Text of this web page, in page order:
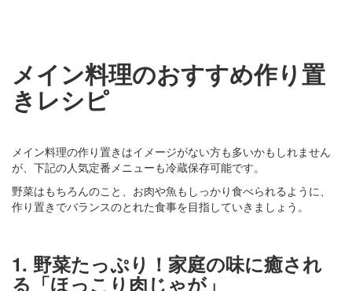
メイン料理のおすすめ作り置
きレシピ
メイン料理の作り置きはイメージがない方も多いかもしれません
が、下記の人気定番メニューも冷蔵保存可能です。
野菜はもちろんのこと、お肉や魚もしっかり食べられるように、
作り置きでバランスのとれた食事を目指していきましょう。
1. 野菜たっぷり！家庭の味に癒され
る「ほっこり肉じゃが」